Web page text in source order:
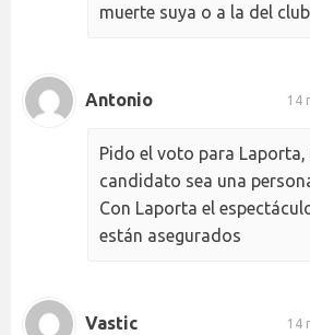
muerte suya o a la del
Antonio 14
Pido el voto para
candidato sea una
Con Laporta el
están asegurados
Vastic 14